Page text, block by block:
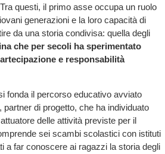
questi, il primo asse occupa un ruolo
generazioni e la loro capacità di
da una storia condivisa: quella degli
che per secoli ha sperimentato
e responsabilità
fonda il percorso educativo avviato
partner di progetto, che ha individuato
delle attività previste per il
sei scambi scolastici con istituti
a far conoscere ai ragazzi la storia degli